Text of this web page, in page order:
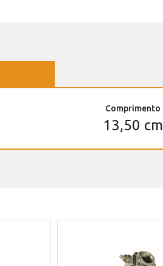
Comprimento
13,50 cm